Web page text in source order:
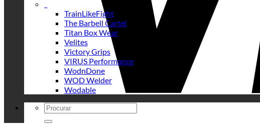
TrainLikeFight
The Barbell Cartel
Titan Box Wear
Velites
Victory Grips
VIRUS Performance
WodnDone
WOD Welder
Wodable
Search
for: